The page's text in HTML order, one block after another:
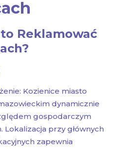
Reklamować
Kozienice miasto
dynamicznie
gospodarczym
Lokalizacja przy głównych
zapewnia